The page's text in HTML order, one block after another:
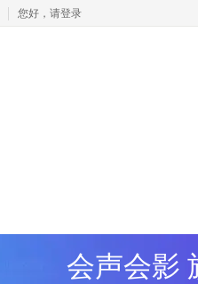
您好， 请登录
会声会影